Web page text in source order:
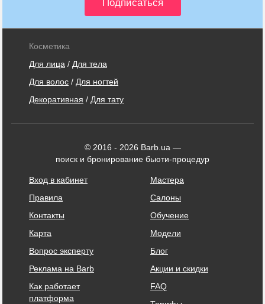
Косметика
Для лица / Для тела
Для волос / Для ногтей
Декоративная / Для тату
© 2016 - 2026 Barb.ua —
поиск и бронирование бьюти-процедур
Вход в кабинет
Правила
Контакты
Карта
Вопрос эксперту
Реклама на Barb
Как работает
платформа
Мастера
Салоны
Обучение
Модели
Блог
Акции и скидки
FAQ